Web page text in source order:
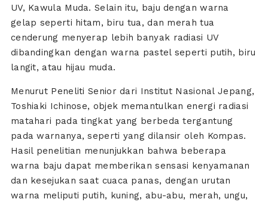
UV, Kawula Muda. Selain itu, baju dengan warna
gelap seperti hitam, biru tua, dan merah tua
cenderung menyerap lebih banyak radiasi UV
dibandingkan dengan warna pastel seperti putih, biru
langit, atau hijau muda.
Menurut Peneliti Senior dari Institut Nasional Jepang,
Toshiaki Ichinose, objek memantulkan energi radiasi
matahari pada tingkat yang berbeda tergantung
pada warnanya, seperti yang dilansir oleh Kompas.
Hasil penelitian menunjukkan bahwa beberapa
warna baju dapat memberikan sensasi kenyamanan
dan kesejukan saat cuaca panas, dengan urutan
warna meliputi putih, kuning, abu-abu, merah, ungu,